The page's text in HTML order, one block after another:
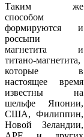
Таким же
способом
формируются и
россыпи
магнетита и
титано-магнетита,
которые в
настоящее время
известны на
шельфе Японии,
США, Филиппин,
Новой Зеландии,